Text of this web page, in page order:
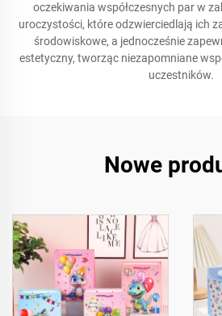
oczekiwania współczesnych par w
uroczystości, które odzwierciedlają ich
środowiskowe, a jednocześnie
estetyczny, tworząc niezapomniane
uczestników.
Nowe